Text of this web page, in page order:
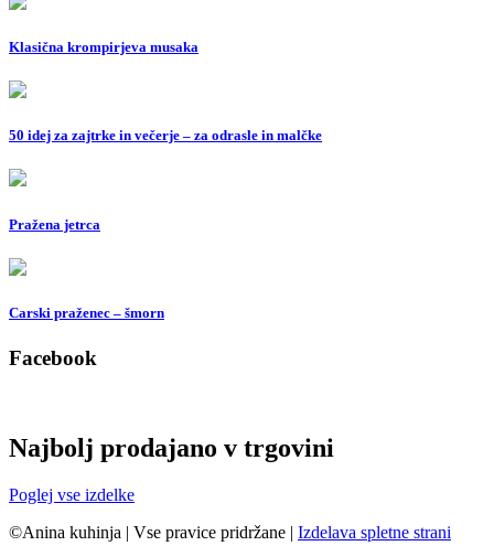
Klasična krompirjeva musaka
50 idej za zajtrke in večerje – za odrasle in malčke
Pražena jetrca
Carski praženec – šmorn
Facebook
Najbolj prodajano v trgovini
Poglej vse izdelke
©Anina kuhinja | Vse pravice pridržane | Izdelava spletne strani